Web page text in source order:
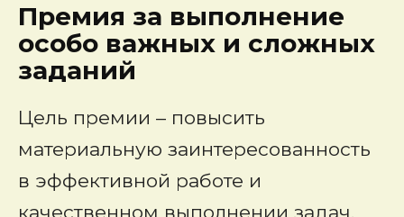
Премия за выполнение
особо важных и сложных
заданий
Цель премии – повысить
материальную заинтересованность
в эффективной работе и
качественном выполнении задач,